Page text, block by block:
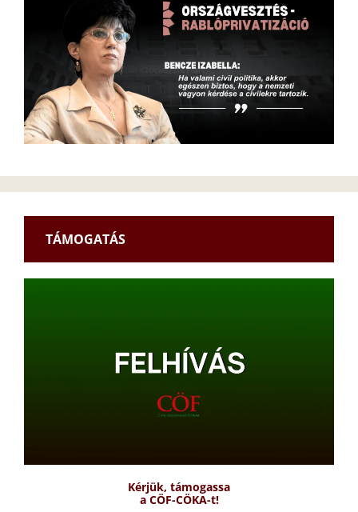
TÁMOGATÁS
Kérjük, támogassa
a CÖF-CÖKA-t!